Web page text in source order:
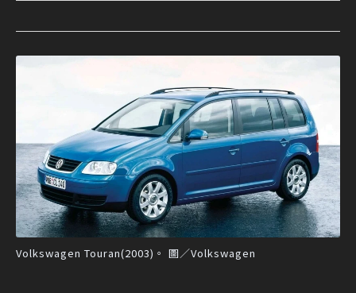
Volkswagen Touran(2003)。 圖／Volkswagen